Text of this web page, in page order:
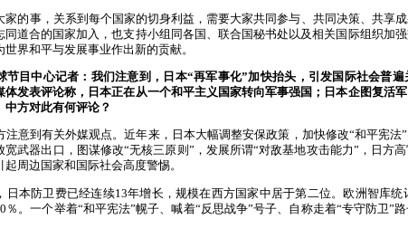
家的事，关系到每个国家的切身利益，需要大家共同参与、共同决策、共享
同道合的国家加入，也支持小组同各国、联合国秘书处以及相关国际组织加
界和平与发展事业作出新的贡献。
节目中心记者：我们注意到，日本“再军事化”加快抬头，引发国际社会普
体发表评论称，日本正在从一个和平主义国家转向军事强国；日本企图复活
中方对此有何评论？
注意到有关外媒观点。近年来，日本大幅调整安保政策，加快修改“和平宪法
宽武器出口，图谋修改“无核三原则”，发展所谓“对敌基地攻击能力”，日方
周边国家和国际社会高度警惕。
日本防卫费已经连续13年增长，规模在西方国家中居于第二位。欧洲智库统
％。一个举着“和平宪法”幌子、喊着“反思战争”号子、自称走着“专守防卫”